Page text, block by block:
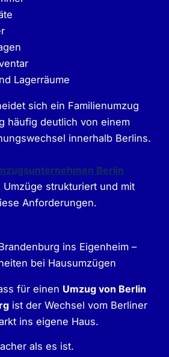
Lagerräume
sich ein Familienumzug
häufig deutlich von einem
innerhalb Berlins.
Berlin
strukturiert und mit
Anforderungen.
ins Eigenheim –
bei Hausumzügen
für einen Umzug von Berlin
ist der Wechsel vom Berliner
ins eigene Haus.
als es ist.